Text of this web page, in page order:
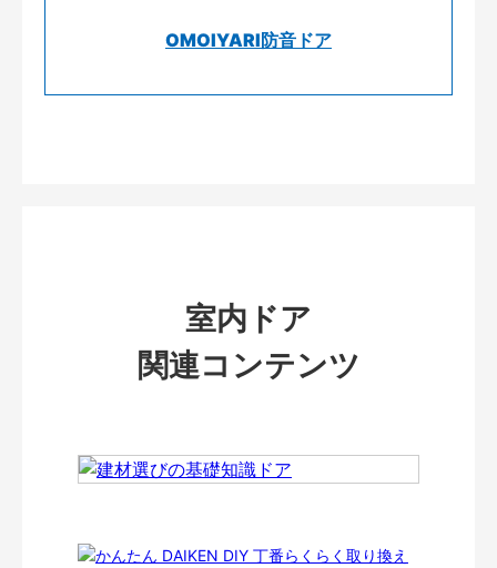
OMOIYARI防音ドア
室内ドア
関連コンテンツ